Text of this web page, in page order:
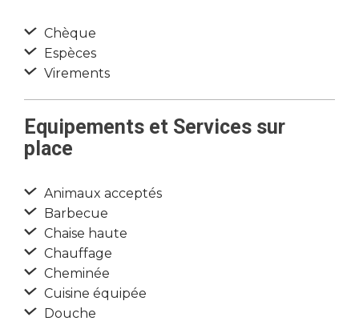
Chèque
Espèces
Virements
Equipements et Services sur
place
Animaux acceptés
Barbecue
Chaise haute
Chauffage
Cheminée
Cuisine équipée
Douche